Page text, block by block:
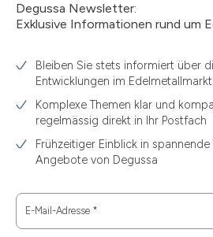
Degussa Newsletter:
Exklusive Informationen rund um
Bleiben Sie stets informiert über
Entwicklungen im Edelmetallmarkt
Komplexe Themen klar und
regelmässig direkt in Ihr Postfach
Frühzeitiger Einblick in
Angebote von Degussa
E-Mail-Adresse *